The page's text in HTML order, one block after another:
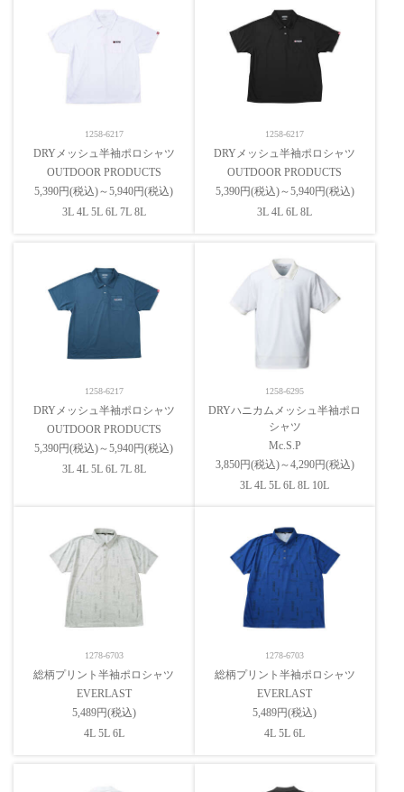
1258-6217
DRYメッシュ半袖ポロシャツ
OUTDOOR PRODUCTS
5,390円(税込)～5,940円(税込)
3L 4L 5L 6L 7L 8L
1258-6217
DRYメッシュ半袖ポロシャツ
OUTDOOR PRODUCTS
5,390円(税込)～5,940円(税込)
3L 4L 6L 8L
1258-6217
DRYメッシュ半袖ポロシャツ
OUTDOOR PRODUCTS
5,390円(税込)～5,940円(税込)
3L 4L 5L 6L 7L 8L
1258-6295
DRYハニカムメッシュ半袖ポロ
シャツ
Mc.S.P
3,850円(税込)～4,290円(税込)
3L 4L 5L 6L 8L 10L
1278-6703
総柄プリント半袖ポロシャツ
EVERLAST
5,489円(税込)
4L 5L 6L
1278-6703
総柄プリント半袖ポロシャツ
EVERLAST
5,489円(税込)
4L 5L 6L